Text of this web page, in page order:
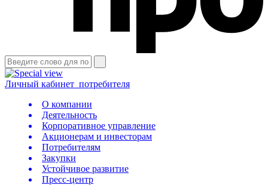
Личный кабинет потребителя
О компании
Деятельность
Корпоративное управление
Акционерам и инвесторам
Потребителям
Закупки
Устойчивое развитие
Пресс-центр